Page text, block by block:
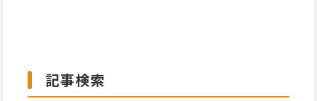
記事検索